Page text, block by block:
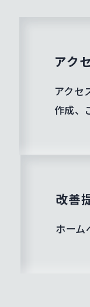
アク
アクセ
作成、
改善
ホーム